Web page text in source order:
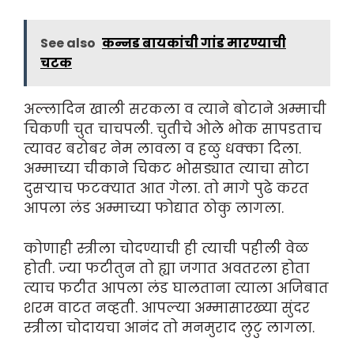
See also कन्नड बायकांची गांड मारण्याची
चटक
अल्लादिन खाली सरकला व त्याने बोटाने अम्माची
चिकणी चुत चाचपली. चुतीचे ओले भोक सापडताच
त्यावर बरोबर नेम लावला व हळु धक्का दिला.
अम्माच्या चीकाने चिकट भोसड्यात त्याचा सोटा
दुसऱ्याच फटक्यात आत गेला. तो मागे पुढे करत
आपला लंड अम्माच्या फोद्यात ठोकु लागला.
कोणाही स्त्रीला चोदण्याची ही त्याची पहीली वेळ
होती. ज्या फटीतुन तो ह्या जगात अवतरला होता
त्याच फटीत आपला लंड घालताना त्याला अजिबात
शरम वाटत नव्हती. आपल्या अम्मासारख्या सुंदर
स्त्रीला चोदायचा आनंद तो मनमुराद लुटु लागला.